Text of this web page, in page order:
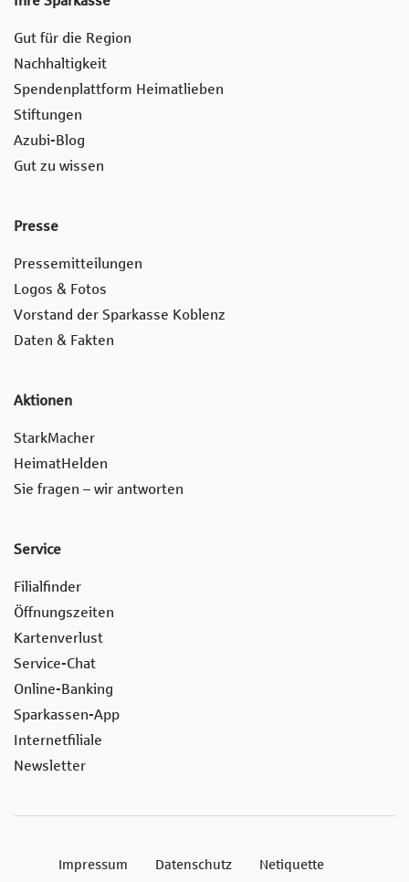
Gut für die Region
Nachhaltigkeit
Spendenplattform Heimatlieben
Stiftungen
Azubi-Blog
Gut zu wissen
Presse
Pressemitteilungen
Logos & Fotos
Vorstand der Sparkasse Koblenz
Daten & Fakten
Aktionen
StarkMacher
HeimatHelden
Sie fragen – wir antworten
Service
Filialfinder
Öffnungszeiten
Kartenverlust
Service-Chat
Online-Banking
Sparkassen-App
Internetfiliale
Newsletter
Impressum Datenschutz
Netiquette